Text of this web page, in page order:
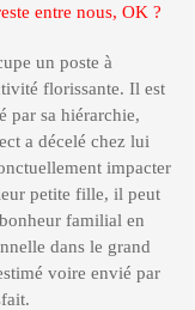
entre nous, OK ?
un poste à
florissante. Il est
par sa hiérarchie,
a décelé chez lui
impacter
petite fille, il peut
familial en
dans le grand
voire envié par